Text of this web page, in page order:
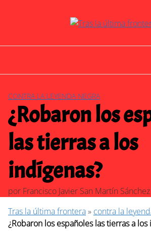
CONTRA LA LEYENDA NEGRA
¿Robaron los
las tierras a los
indígenas?
por Francisco Javier San Martín Sánchez
Tras la última frontera» contra la
¿Robaron los españoles las tierras a los